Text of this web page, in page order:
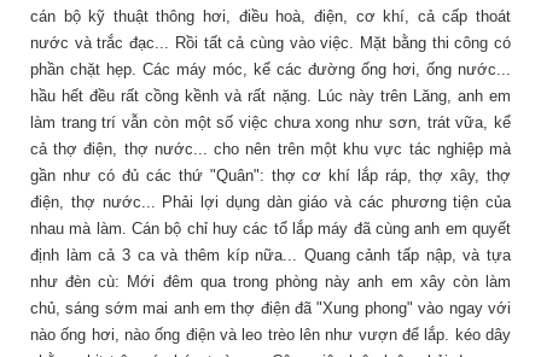
cán bộ kỹ thuật thông hơi, điều hoà, điện, cơ khí, cả cấp thoát
nước và trắc đạc... Rồi tất cả cùng vào việc. Mặt bằng thi công có
phần chặt hẹp. Các máy móc, kể các đường ống hơi, ống nước...
hầu hết đều rất cồng kềnh và rất nặng. Lúc này trên Lăng, anh em
làm trang trí vẫn còn một số việc chưa xong như sơn, trát vữa, kể
cả thợ điện, thợ nước... cho nên trên một khu vực tác nghiệp mà
gần như có đủ các thứ "Quân": thợ cơ khí lắp ráp, thợ xây, thợ
điện, thợ nước... Phải lợi dụng dàn giáo và các phương tiện của
nhau mà làm. Cán bộ chỉ huy các tổ lắp máy đã cùng anh em quyết
định làm cả 3 ca và thêm kíp nữa... Quang cảnh tấp nập, và tựa
như đèn cù: Mới đêm qua trong phòng này anh em xây còn làm
chủ, sáng sớm mai anh em thợ điện đã "Xung phong" vào ngay với
nào ống hơi, nào ống điện và leo trèo lên như vượn để lắp. kéo dây